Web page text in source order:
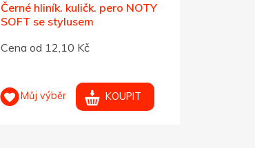
Černé hliník. kuličk. pero NOTY
SOFT se stylusem
Cena od 12,10 Kč
Můj výběr KOUPIT